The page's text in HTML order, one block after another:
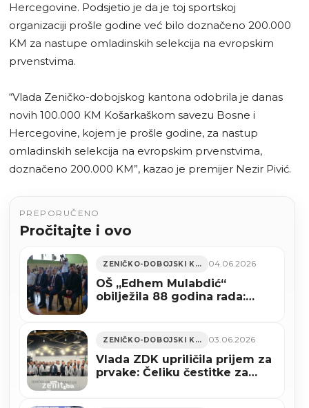
Hercegovine. Podsjetio je da je toj sportskoj
organizaciji prošle godine već bilo doznačeno 200.000
KM za nastupe omladinskih selekcija na evropskim
prvenstvima.
“Vlada Zeničko-dobojskog kantona odobrila je danas
novih 100.000 KM Košarkaškom savezu Bosne i
Hercegovine, kojem je prošle godine, za nastup
omladinskih selekcija na evropskim prvenstvima,
doznačeno 200.000 KM”, kazao je premijer Nezir Pivić.
PREPORUČENO
Pročitajte i ovo
ZENIČKO-DOBOJSKI KANTON 04.06.2026
OŠ „Edhem Mulabdić“
obilježila 88 godina rada:
škole
ZENIČKO-DOBOJSKI KANTON 03.06.2026
Vlada ZDK upriličila prijem za
prvake: Čeliku čestitke za